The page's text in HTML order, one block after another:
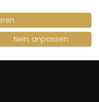
Nein, anpassen